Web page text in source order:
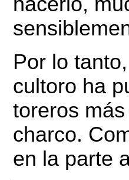
Por lo
cultoro ha
toreros
charco.
en la parte